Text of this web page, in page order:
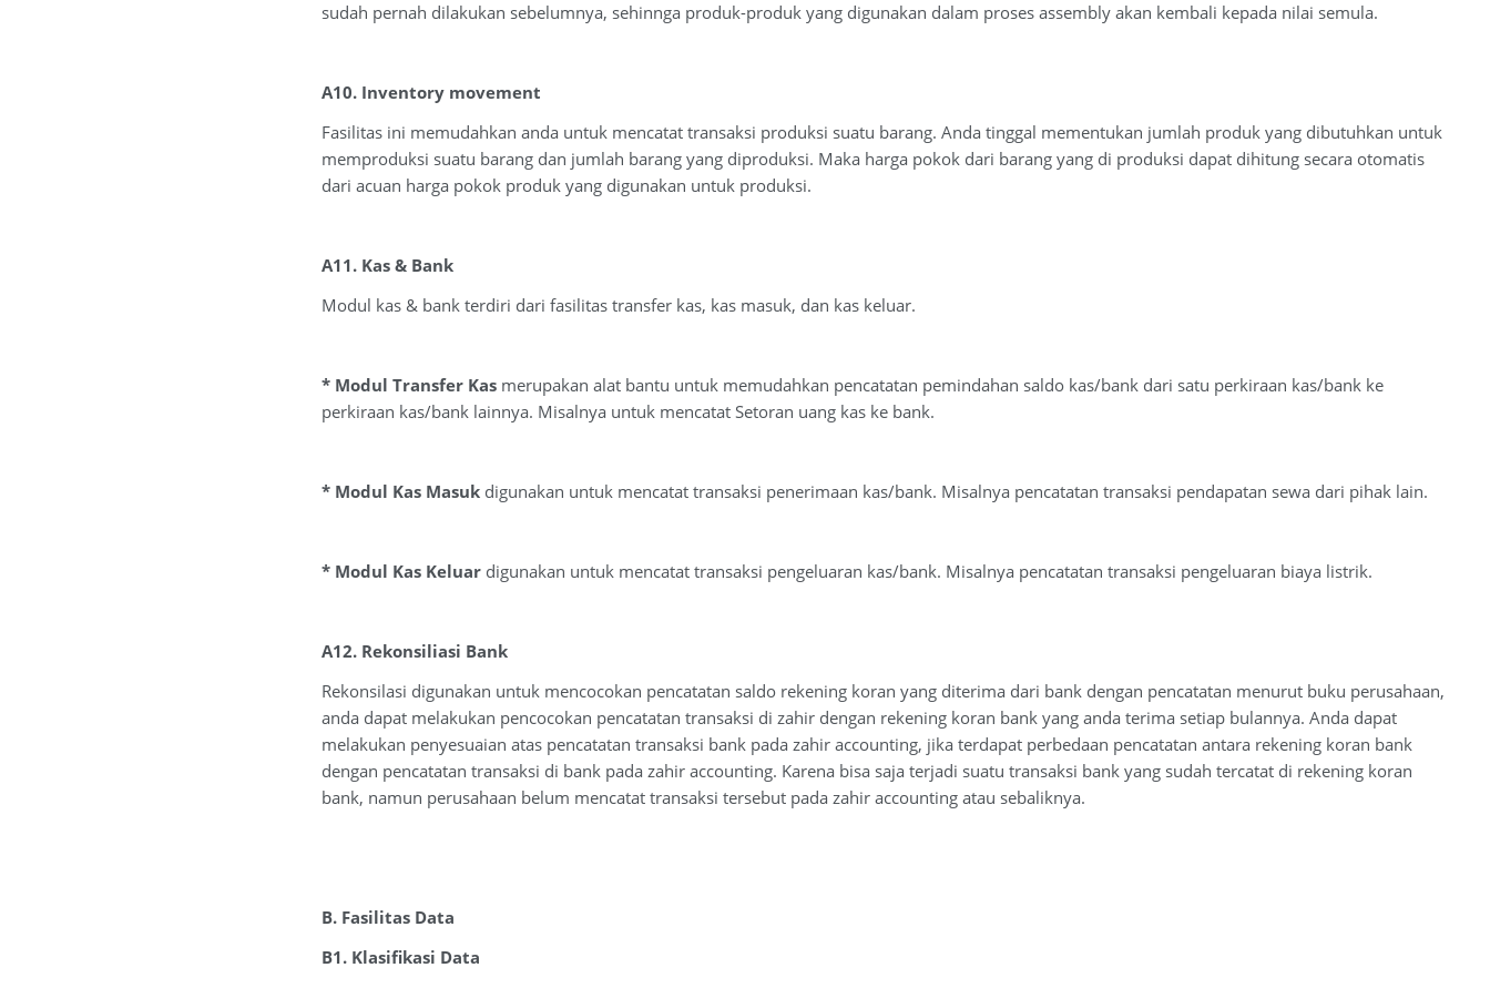
sudah pernah dilakukan sebelumnya, sehinnga produk-produk yang digunakan dalam proses assembly akan kembali kepada nilai semula.
A10. Inventory movement
Fasilitas ini memudahkan anda untuk mencatat transaksi produksi suatu barang. Anda tinggal mementukan jumlah produk yang dibutuhkan untuk
memproduksi suatu barang dan jumlah barang yang diproduksi. Maka harga pokok dari barang yang di produksi dapat dihitung secara otomatis
dari acuan harga pokok produk yang digunakan untuk produksi.
A11. Kas & Bank
Modul kas & bank terdiri dari fasilitas transfer kas, kas masuk, dan kas keluar.
* Modul Transfer Kas merupakan alat bantu untuk memudahkan pencatatan pemindahan saldo kas/bank dari satu perkiraan kas/bank ke
perkiraan kas/bank lainnya. Misalnya untuk mencatat Setoran uang kas ke bank.
* Modul Kas Masuk digunakan untuk mencatat transaksi penerimaan kas/bank. Misalnya pencatatan transaksi pendapatan sewa dari pihak lain.
* Modul Kas Keluar digunakan untuk mencatat transaksi pengeluaran kas/bank. Misalnya pencatatan transaksi pengeluaran biaya listrik.
A12. Rekonsiliasi Bank
Rekonsilasi digunakan untuk mencocokan pencatatan saldo rekening koran yang diterima dari bank dengan pencatatan menurut buku perusahaan,
anda dapat melakukan pencocokan pencatatan transaksi di zahir dengan rekening koran bank yang anda terima setiap bulannya. Anda dapat
melakukan penyesuaian atas pencatatan transaksi bank pada zahir accounting, jika terdapat perbedaan pencatatan antara rekening koran bank
dengan pencatatan transaksi di bank pada zahir accounting. Karena bisa saja terjadi suatu transaksi bank yang sudah tercatat di rekening koran
bank, namun perusahaan belum mencatat transaksi tersebut pada zahir accounting atau sebaliknya.
B. Fasilitas Data
B1. Klasifikasi Data